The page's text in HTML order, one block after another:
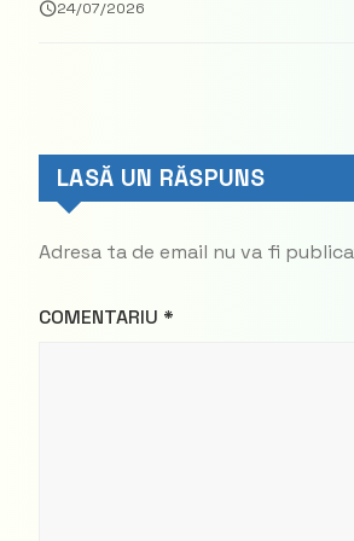
vama Aeroport
24/07/2026
LASĂ UN RĂSPUNS
Adresa ta de email nu va fi
COMENTARIU *